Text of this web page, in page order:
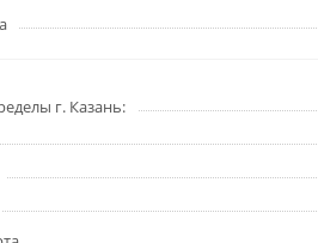
г. Казань: